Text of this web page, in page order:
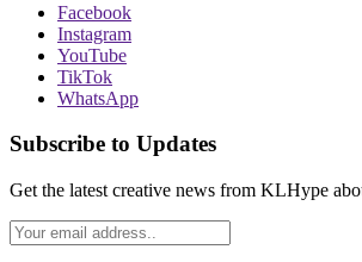
Facebook
Instagram
YouTube
TikTok
WhatsApp
Subscribe to Updates
Get the latest creative news from KLHype